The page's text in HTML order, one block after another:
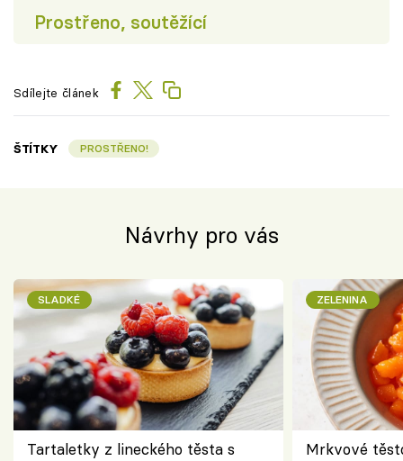
Prostřeno, soutěžící
Sdílejte článek
ŠTÍTKY PROSTŘENO!
Návrhy pro vás
SLADKÉ
Tartaletky z lineckého těsta s
ZELENINA
Mrkvové